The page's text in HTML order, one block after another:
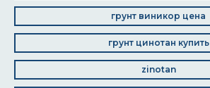
грунт виникор цена
грунт цинотан купить
zinotan